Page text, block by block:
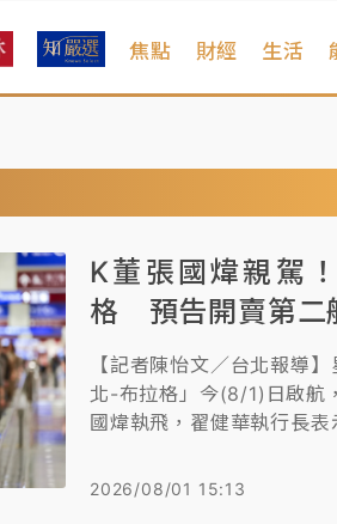
焦點 財經 生活
K董張國煒親駕
格 預告開賣第二
【記者陳怡文／台北報導
北-布拉格」今(8/1)日啟航
國煒執飛，翟健華執行長
導體產業供應鏈布局逐步成
2026/08/01 15:13